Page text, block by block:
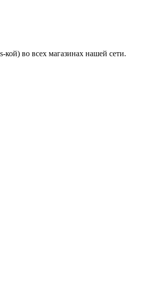
во всех магазинах нашей сети.